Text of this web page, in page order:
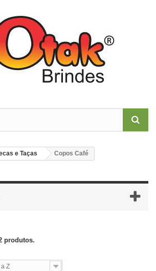
e Taças Copos Café
produtos.
a Z